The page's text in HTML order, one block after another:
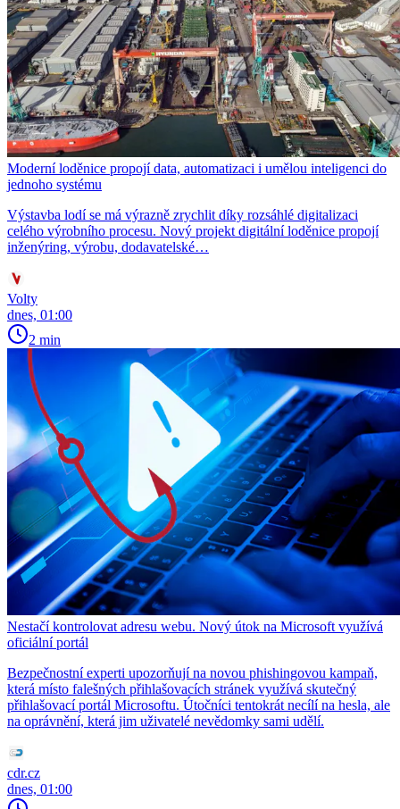
Moderní loděnice propojí data, automatizaci i umělou inteligenci do
jednoho systému
Výstavba lodí se má výrazně zrychlit díky rozsáhlé digitalizaci
celého výrobního procesu. Nový projekt digitální loděnice propojí
inženýring, výrobu, dodavatelské…
Volty
dnes, 01:00
2 min
Nestačí kontrolovat adresu webu. Nový útok na Microsoft využívá
oficiální portál
Bezpečnostní experti upozorňují na novou phishingovou kampaň,
která místo falešných přihlašovacích stránek využívá skutečný
přihlašovací portál Microsoftu. Útočníci tentokrát necílí na hesla, ale
na oprávnění, která jim uživatelé nevědomky sami udělí.
cdr.cz
dnes, 01:00